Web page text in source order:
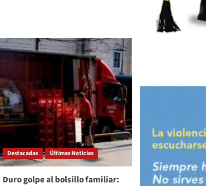
Destacadas Últimas Noticias
Duro golpe al bolsillo familiar: